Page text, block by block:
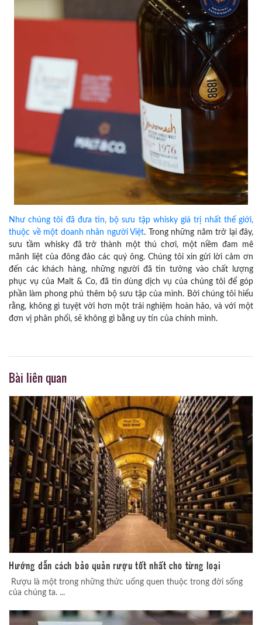
Như chúng tôi đã đưa tin, bộ sưu tập whisky giá trị nhất thế giới,
thuộc về một doanh nhân người Việt. Trong những năm trở lại đây,
sưu tầm whisky đã trở thành một thú chơi, một niềm đam mê
mãnh liệt của đông đảo các quý ông. Chúng tôi xin gửi lời cảm ơn
đến các khách hàng, những người đã tin tưởng vào chất lượng
phục vụ của Malt & Co, đã tin dùng dịch vụ của chúng tôi để góp
phần làm phong phú thêm bộ sưu tập của mình. Bởi chúng tôi hiểu
rằng, không gì tuyệt vời hơn một trải nghiệm hoàn hảo, và với một
đơn vị phân phối, sẽ không gì bằng uy tín của chính mình.
Bài liên quan
Hướng dẫn cách bảo quản rượu tốt nhất cho từng loại
Rượu là một trong những thức uống quen thuộc trong đời sống
của chúng ta. ...